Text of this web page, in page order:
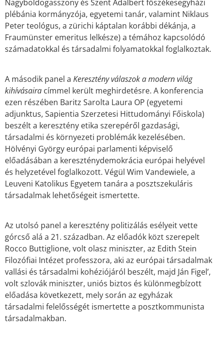
Nagyboldogasszony és Szent Adalbert főszékesegyházi
plébánia kormányzója, egyetemi tanár, valamint Niklaus
Peter teológus, a zürichi káptalan korábbi dékánja, a
Fraumünster emeritus lelkésze) a témához kapcsolódó
számadatokkal és társadalmi folyamatokkal foglalkoztak.
A második panel a Keresztény válaszok a modern világ
kihívásaira címmel került meghirdetésre. A konferencia
ezen részében Baritz Sarolta Laura OP (egyetemi
adjunktus, Sapientia Szerzetesi Hittudományi Főiskola)
beszélt a keresztény etika szerepéről gazdasági,
társadalmi és környezeti problémák kezelésében.
Hölvényi György európai parlamenti képviselő
előadásában a kereszténydemokrácia európai helyével
és helyzetével foglalkozott. Végül Wim Vandewiele, a
Leuveni Katolikus Egyetem tanára a posztszekuláris
társadalmak lehetőségeit ismertette.
Az utolsó panel a keresztény politizálás esélyeit vette
górcső alá a 21. században. Az előadók közt szerepelt
Rocco Buttiglione, volt olasz miniszter, az Edith Stein
Filozófiai Intézet professzora, aki az európai társadalmak
vallási és társadalmi kohéziójáról beszélt, majd Ján Figel’,
volt szlovák miniszter, uniós biztos és különmegbízott
előadása következett, mely során az egyházak
társadalmi felelősségét ismertette a posztkommunista
társadalmakban.